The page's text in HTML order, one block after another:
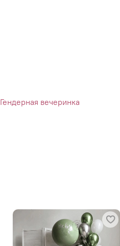
Гендерная вечеринка